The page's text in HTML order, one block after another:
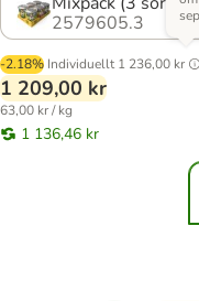
2579605.3
-2.18% Individuellt 1 236,00 kr
1 209,00 kr
63,00 kr / kg
1 136,46 kr